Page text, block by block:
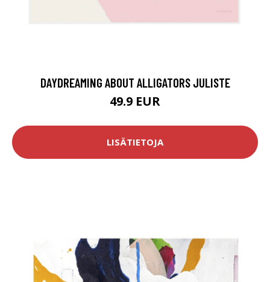
DAYDREAMING ABOUT ALLIGATORS JULISTE
49.9 EUR
LISÄTIETOJA